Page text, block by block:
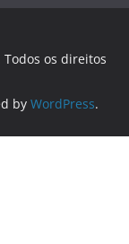
Todos os direitos
by WordPress.